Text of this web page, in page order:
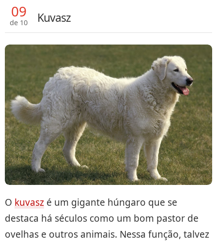
09
de 10 Kuvasz
O kuvasz é um gigante húngaro que se
destaca há séculos como um bom pastor de
ovelhas e outros animais. Nessa função, talvez